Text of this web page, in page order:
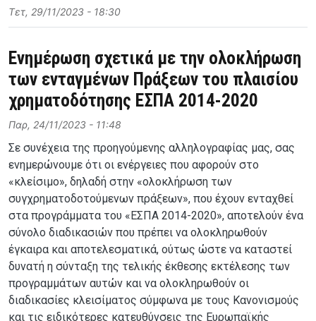
Τετ, 29/11/2023 - 18:30
Ενημέρωση σχετικά με την ολοκλήρωση
των ενταγμένων Πράξεων του πλαισίου
χρηματοδότησης ΕΣΠΑ 2014-2020
Παρ, 24/11/2023 - 11:48
Σε συνέχεια της προηγούμενης αλληλογραφίας μας, σας
ενημερώνουμε ότι οι ενέργειες που αφορούν στο
«κλείσιμο», δηλαδή στην «ολοκλήρωση των
συγχρηματοδοτούμενων πράξεων», που έχουν ενταχθεί
στα προγράμματα του «ΕΣΠΑ 2014-2020», αποτελούν ένα
σύνολο διαδικασιών που πρέπει να ολοκληρωθούν
έγκαιρα και αποτελεσματικά, ούτως ώστε να καταστεί
δυνατή η σύνταξη της τελικής έκθεσης εκτέλεσης των
προγραμμάτων αυτών και να ολοκληρωθούν οι
διαδικασίες κλεισίματος σύμφωνα με τους Κανονισμούς
και τις ειδικότερες κατευθύνσεις της Ευρωπαϊκής